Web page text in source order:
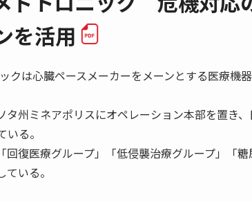
を活用
は心臓ペースメーカーをメーンとする医療機
州ミネアポリスにオペレーション本部を置き、
る。
復医療グループ」「低侵襲治療グループ」「糖
いる。